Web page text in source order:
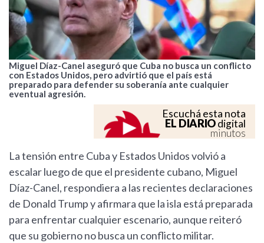
Miguel Díaz-Canel aseguró que Cuba no busca un conflicto
con Estados Unidos, pero advirtió que el país está
preparado para defender su soberanía ante cualquier
eventual agresión.
Escuchá esta nota
EL DIARIOdigital
minutos
La tensión entre Cuba y Estados Unidos volvió a
escalar luego de que el presidente cubano, Miguel
Díaz-Canel, respondiera a las recientes declaraciones
de Donald Trump y afirmara que la isla está preparada
para enfrentar cualquier escenario, aunque reiteró
que su gobierno no busca un conflicto militar.